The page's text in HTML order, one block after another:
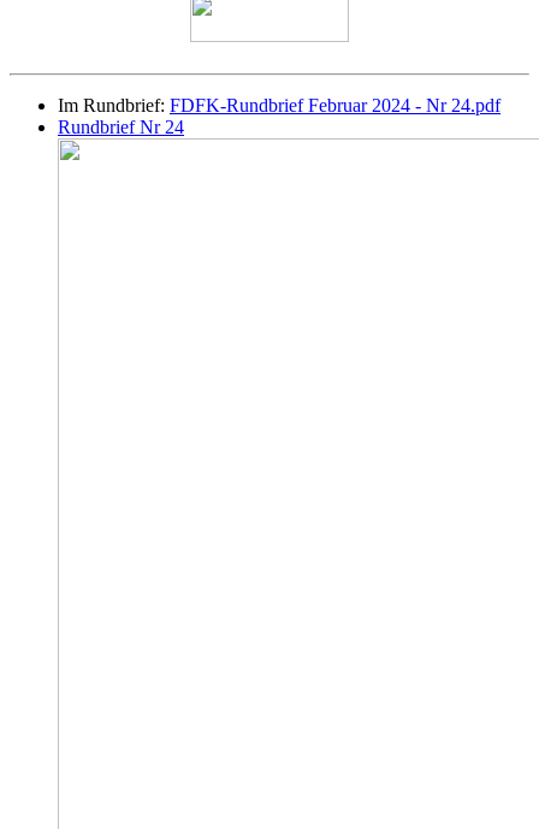
Im Rundbrief: FDFK-Rundbrief Februar 2024 - Nr 24.pdf
Rundbrief Nr 24